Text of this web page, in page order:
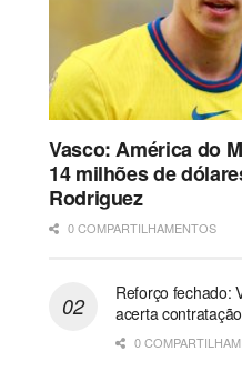
Vasco: América do
14 milhões de
Rodriguez
0 COMPARTILHAMENTOS
Reforço fechado:
acerta
0